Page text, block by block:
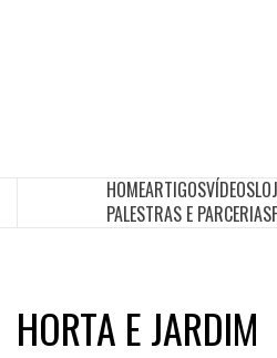
HOMEARTIGOSVÍDEOS
PALESTRAS E PARCERIAS
HORTA E JARDIM